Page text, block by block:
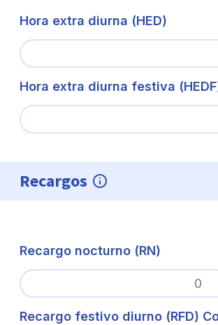
Hora extra diurna (HED)
Hora extra diurna festiva
Recargos
Recargo nocturno (RN)
Recargo festivo diurno (RFD)